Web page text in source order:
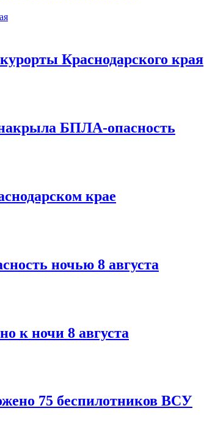
Краснодарского края
БПЛА-опасность
крае
ночью 8 августа
к ночи 8 августа
75 беспилотников ВСУ